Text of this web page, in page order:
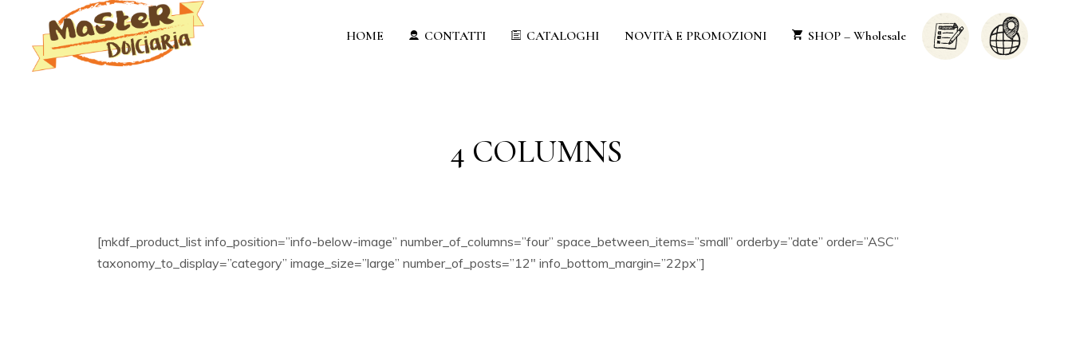
HOME CONTATTI CATALOGHI NOVITÀ E PROMOZIONI SHOP – Wholesale
4 COLUMNS
[mkdf_product_list info_position=”info-below-image” number_of_columns=”four” space_between_items=”small” orderby=”date” order=”ASC”
taxonomy_to_display=”category” image_size=”large” number_of_posts=”12″ info_bottom_margin=”22px”]